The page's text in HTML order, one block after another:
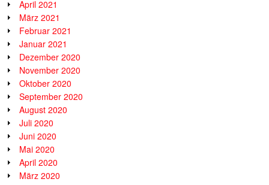
April 2021
März 2021
Februar 2021
Januar 2021
Dezember 2020
November 2020
Oktober 2020
September 2020
August 2020
Juli 2020
Juni 2020
Mai 2020
April 2020
März 2020